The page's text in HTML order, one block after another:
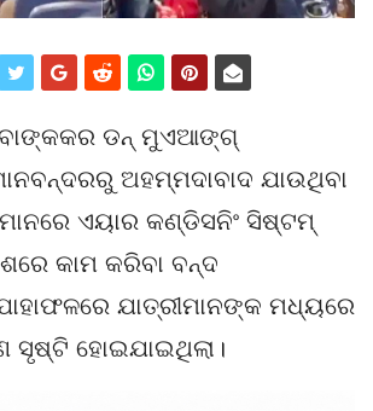
ବାଙ୍କକର ଡନ୍ ମୁଏଆଙ୍ଗ୍
ଅହମ୍ମଦାବାଦ ଯାଉଥିବା
ଏୟାର କଣ୍ଡିସନିଂ ସିଷ୍ଟମ୍
କାମ କରିବା ବନ୍ଦ
ଯାତ୍ରୀମାନଙ୍କ ମଧ୍ୟରେ
ସୃଷ୍ଟି ହୋଇଯାଇଥିଲା।